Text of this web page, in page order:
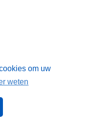
om uw
weten